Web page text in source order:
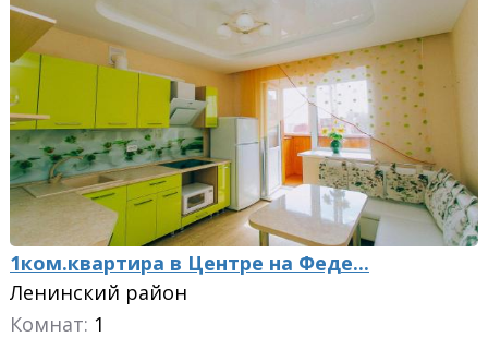
1ком.квартира в Центре на Феде...
Ленинский район
Комнат: 1